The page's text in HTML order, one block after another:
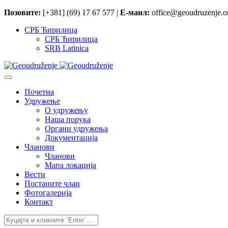
Позовите: [+381] (69) 17 67 577 | Е-маил:
СРБ Ћирилица
СРБ Ћирилица
SRB Latinica
Почетна
Удружење
O удружењу
Наша порука
Органи удружења
Документација
Чланови
Чланови
Мапа локација
Вести
Постаните члан
Фотогалерија
Контакт